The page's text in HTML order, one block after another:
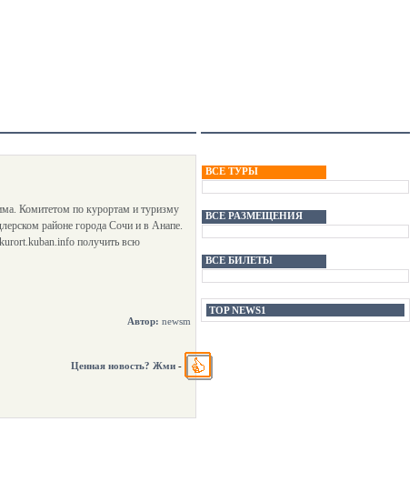
Комитетом по курортам и туризму
районе города Сочи и в Анапе.
получить всю
Автор: newsm
Ценная новость? Жми -
ВСЕ ТУРЫ
ВСЕ РАЗМЕЩЕНИЯ
ВСЕ БИЛЕТЫ
TOP NEWS1